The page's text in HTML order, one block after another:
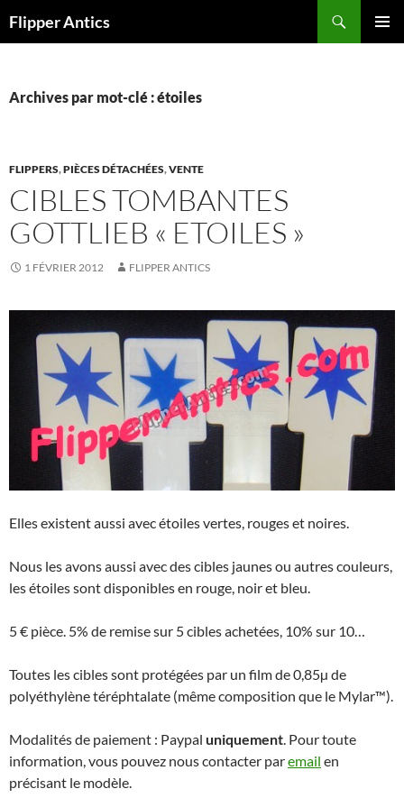
auFlipper Antics
Archives par mot-clé : étoiles
FLIPPERS,PIÈCES DÉTACHÉES,VENTE
CIBLES TOMBANTES
GOTTLIEB « ETOILES »
1 FÉVRIER 2012 FLIPPER ANTICS
Elles existent aussi avec étoiles vertes, rouges et noires.
Nous les avons aussi avec des cibles jaunes ou autres couleurs,
les étoiles sont disponibles en rouge, noir et bleu.
5 € pièce. 5% de remise sur 5 cibles achetées, 10% sur 10…
Toutes les cibles sont protégées par un film de 0,85µ de
polyéthylène téréphtalate (même composition que le Mylar™).
Modalités de paiement : Paypal uniquement. Pour toute
information, vous pouvez nous contacter paremail en
précisant le modèle.